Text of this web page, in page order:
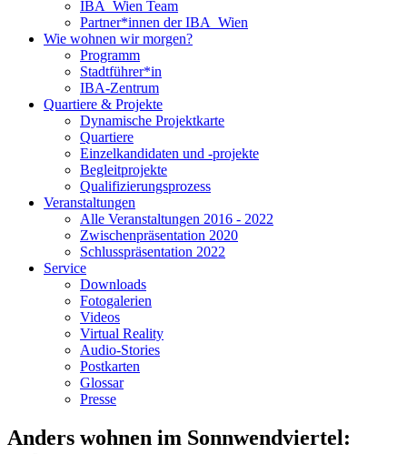
IBA_Wien Team
Partner*innen der IBA_Wien
Wie wohnen wir morgen?
Programm
Stadtführer*in
IBA-Zentrum
Quartiere & Projekte
Dynamische Projektkarte
Quartiere
Einzelkandidaten und -projekte
Begleitprojekte
Qualifizierungsprozess
Veranstaltungen
Alle Veranstaltungen 2016 - 2022
Zwischenpräsentation 2020
Schlusspräsentation 2022
Service
Downloads
Fotogalerien
Videos
Virtual Reality
Audio-Stories
Postkarten
Glossar
Presse
Anders wohnen im Sonnwendviertel: